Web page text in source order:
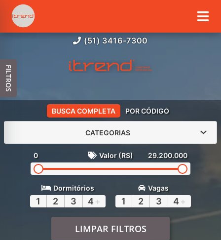
(51) 3416-7300
BUSCA COMPLETA POR CÓDIGO
CATEGORIAS
0 Valor (R$) 29.200.000
Dormitórios
1 2 3 4 +
Vagas
1 2 3 4 +
LIMPAR FILTROS
FILTROS